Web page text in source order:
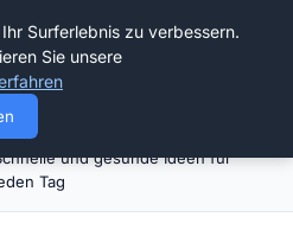
Einfache Rezepte für Familien:
und gesunde Ideen für
Tag
Surferlebnis zu verbessern.
Sie unsere